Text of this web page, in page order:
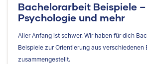
Bachelorarbeit Beispiele –
Psychologie und mehr
Aller Anfang ist schwer. Wir haben für dich
Beispiele zur Orientierung aus verschiedenen
zusammengestellt.